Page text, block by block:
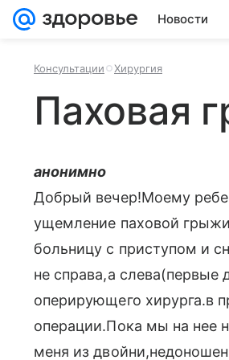
Новости
Консультации Хирургия
Паховая
анонимно
Добрый вечер!Моему
ущемление паховой
больницу с приступом и
не справа,а слева(первые
оперирующего хирурга.в
операции.Пока мы на нее
меня из